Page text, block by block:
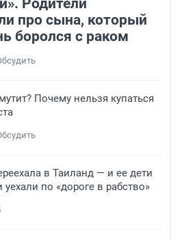
про сына, который
боролся с раком
Почему нельзя купаться
в Таиланд — и ее дети
по «дороге в рабство»